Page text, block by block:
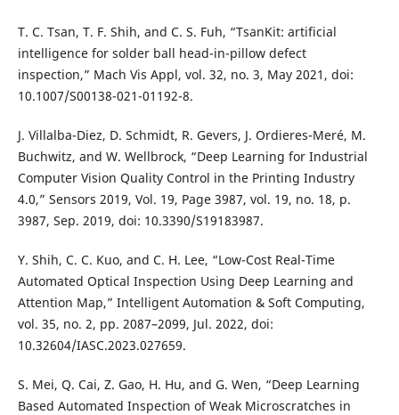
T. C. Tsan, T. F. Shih, and C. S. Fuh, “TsanKit: artificial
intelligence for solder ball head-in-pillow defect
inspection,” Mach Vis Appl, vol. 32, no. 3, May 2021, doi:
10.1007/S00138-021-01192-8.
J. Villalba-Diez, D. Schmidt, R. Gevers, J. Ordieres-Meré, M.
Buchwitz, and W. Wellbrock, “Deep Learning for Industrial
Computer Vision Quality Control in the Printing Industry
4.0,” Sensors 2019, Vol. 19, Page 3987, vol. 19, no. 18, p.
3987, Sep. 2019, doi: 10.3390/S19183987.
Y. Shih, C. C. Kuo, and C. H. Lee, “Low-Cost Real-Time
Automated Optical Inspection Using Deep Learning and
Attention Map,” Intelligent Automation & Soft Computing,
vol. 35, no. 2, pp. 2087–2099, Jul. 2022, doi:
10.32604/IASC.2023.027659.
S. Mei, Q. Cai, Z. Gao, H. Hu, and G. Wen, “Deep Learning
Based Automated Inspection of Weak Microscratches in